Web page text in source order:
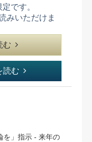
です。
みいただけま
む
読む
を」指示 - 来年の